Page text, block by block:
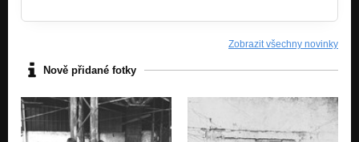
Zobrazit všechny novinky
Nově přidané fotky